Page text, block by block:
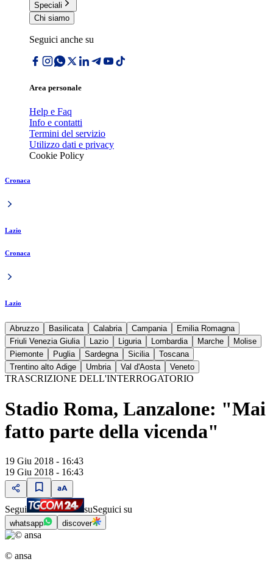
Speciali
Chi siamo
Seguici anche su
Area personale
Help e Faq
Info e contatti
Termini del servizio
Utilizzo dati e privacy
Cookie Policy
Cronaca
Lazio
Cronaca
Lazio
Abruzzo Basilicata Calabria Campania
Emilia Romagna
Friuli Venezia Giulia
Lazio Liguria Lombardia Marche
Molise
Piemonte
Puglia Sardegna Sicilia
Toscana
Trentino alto Adige
Umbria Val d'Aosta Veneto
TRASCRIZIONE DELL'INTERROGATORIO
Stadio Roma, Lanzalone: "Mai
fatto parte della vicenda"
19 Giu 2018 - 16:43
19 Giu 2018 - 16:43
Segui suSeguici su
whatsapp discover
© ansa